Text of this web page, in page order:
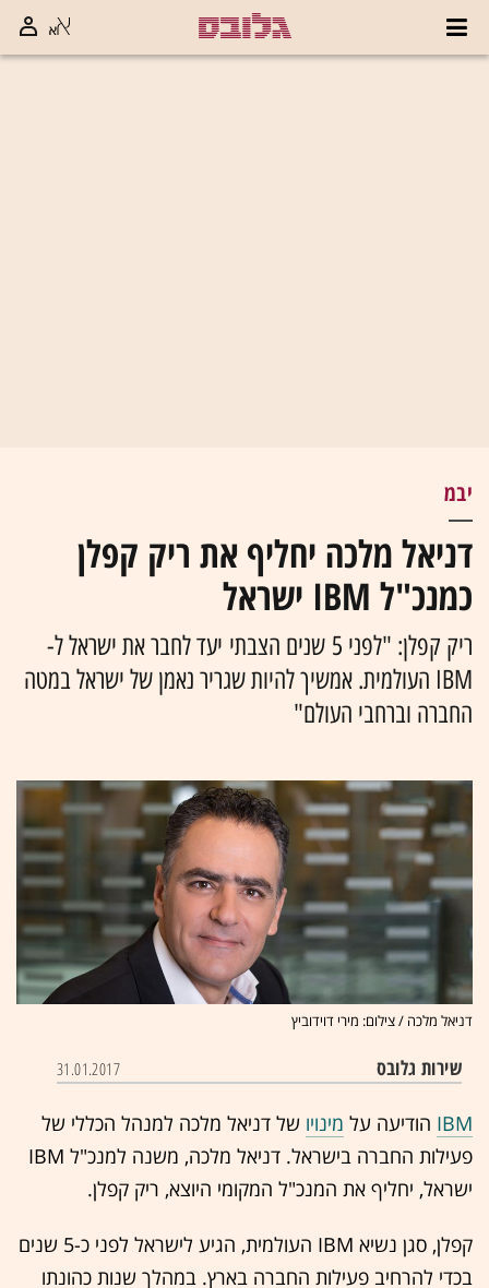
יבמ
דניאל מלכה יחליף את ריק קפלן
כמנכ"ל IBM ישראל
ריק קפלן: "לפני 5 שנים הצבתי יעד לחבר את ישראל ל-
IBM העולמית. אמשיך להיות שגריר נאמן של ישראל במטה
החברה וברחבי העולם"
דניאל מלכה / צילום: מירי דוידוביץ
שירות גלובס 31.01.2017
IBM הודיעה על מינויו של דניאל מלכה למנהל הכללי של
פעילות החברה בישראל. דניאל מלכה, משנה למנכ"ל IBM
ישראל, יחליף את המנכ"ל המקומי היוצא, ריק קפלן.
קפלן, סגן נשיא IBM העולמית, הגיע לישראל לפני כ-5 שנים
בכדי להרחיב פעילות החברה בארץ. במהלך שנות כהונתו